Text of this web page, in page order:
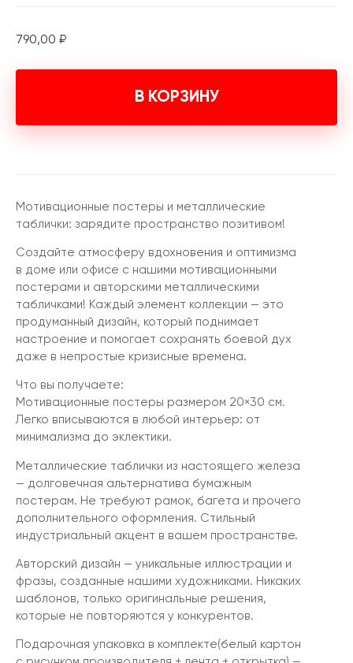
790,00 ₽
В КОРЗИНУ
Мотивационные постеры и металлические
таблички: зарядите пространство позитивом!
Создайте атмосферу вдохновения и оптимизма
в доме или офисе с нашими мотивационными
постерами и авторскими металлическими
табличками! Каждый элемент коллекции — это
продуманный дизайн, который поднимает
настроение и помогает сохранять боевой дух
даже в непростые кризисные времена.
Что вы получаете:
Мотивационные постеры размером 20×30 см.
Легко вписываются в любой интерьер: от
минимализма до эклектики.
Металлические таблички из настоящего железа
— долговечная альтернатива бумажным
постерам. Не требуют рамок, багета и прочего
дополнительного оформления. Стильный
индустриальный акцент в вашем пространстве.
Авторский дизайн — уникальные иллюстрации и
фразы, созданные нашими художниками. Никаких
шаблонов, только оригинальные решения,
которые не повторяются у конкурентов.
Подарочная упаковка в комплекте(белый картон